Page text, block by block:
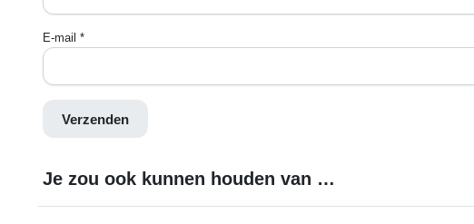
E-mail *
Je zou ook kunnen houden van …